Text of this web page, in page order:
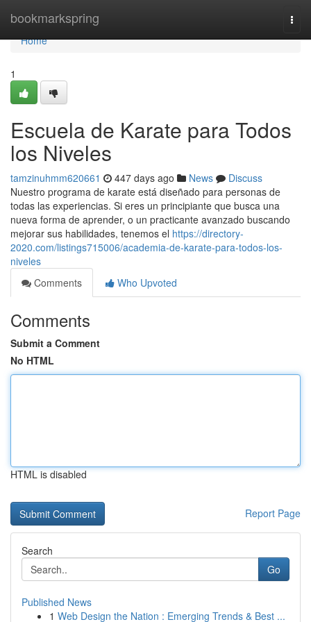
bookmarkspring
Home
Home
1
Escuela de Karate para Todos
los Niveles
tamzinuhmm620661 447 days ago News
Discuss
Nuestro programa de karate está diseñado para personas de
todas las experiencias. Si eres un principiante que busca una
nueva forma de aprender, o un practicante avanzado buscando
mejorar sus habilidades, tenemos el https://directory-
2020.com/listings715006/academia-de-karate-para-todos-los-
niveles
Comments
Who Upvoted
Comments
Submit a Comment
No HTML
HTML is disabled
Report Page
Search
Go
Published News
1 Web Design the Nation : Emerging Trends & Best ...